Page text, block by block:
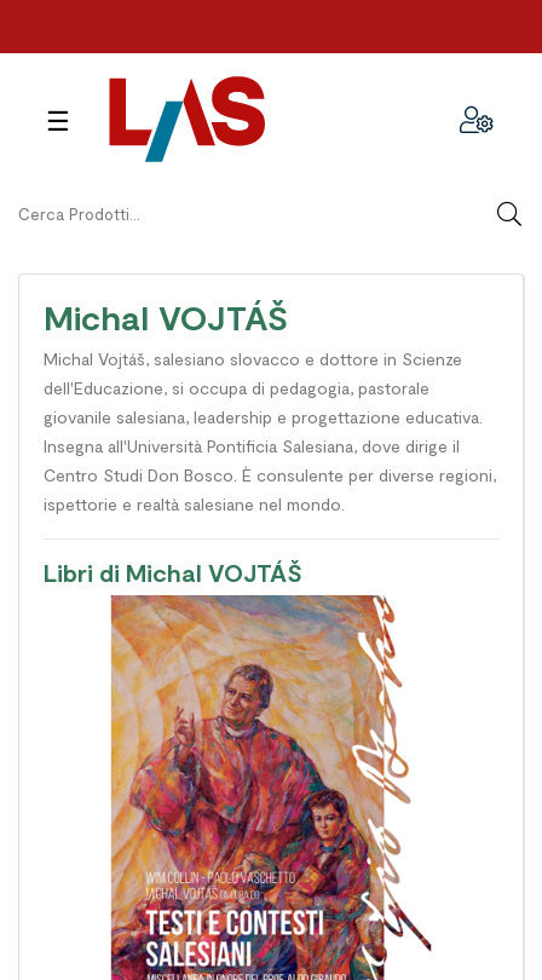
navigazione
☰
Michal VOJTÁŠ
Michal Vojtáš, salesiano slovacco e dottore in Scienze
dell'Educazione, si occupa di pedagogia, pastorale
giovanile salesiana, leadership e progettazione educativa.
Insegna all'Università Pontificia Salesiana, dove dirige il
Centro Studi Don Bosco. È consulente per diverse regioni,
ispettorie e realtà salesiane nel mondo.
Libri di Michal VOJTÁŠ